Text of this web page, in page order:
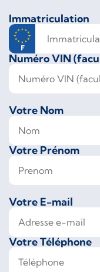
Immatriculation
Numéro VIN
Votre Nom
Votre Prénom
Votre E-mail
Votre Téléphone